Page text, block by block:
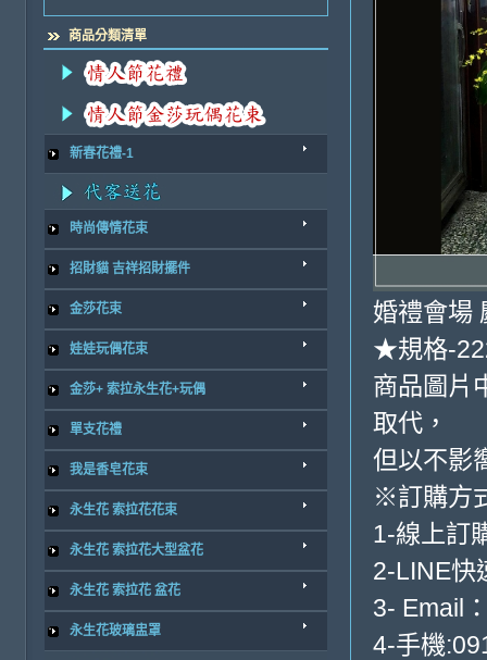
商品分類清單
新春花禮-1
時尚傳情花束
招財貓 吉祥招財擺件
金莎花束
娃娃玩偶花束
金莎+ 索拉永生花+玩偶
單支花禮
我是香皂花束
永生花 索拉花花束
永生花 索拉花大型盆花
永生花 索拉花 盆花
永生花玻璃盅罩
婚禮會場
★規格-
商品圖片
取代，
但以不影
※訂購方
1-線上訂
2-LINE快
3- Email
4-手機